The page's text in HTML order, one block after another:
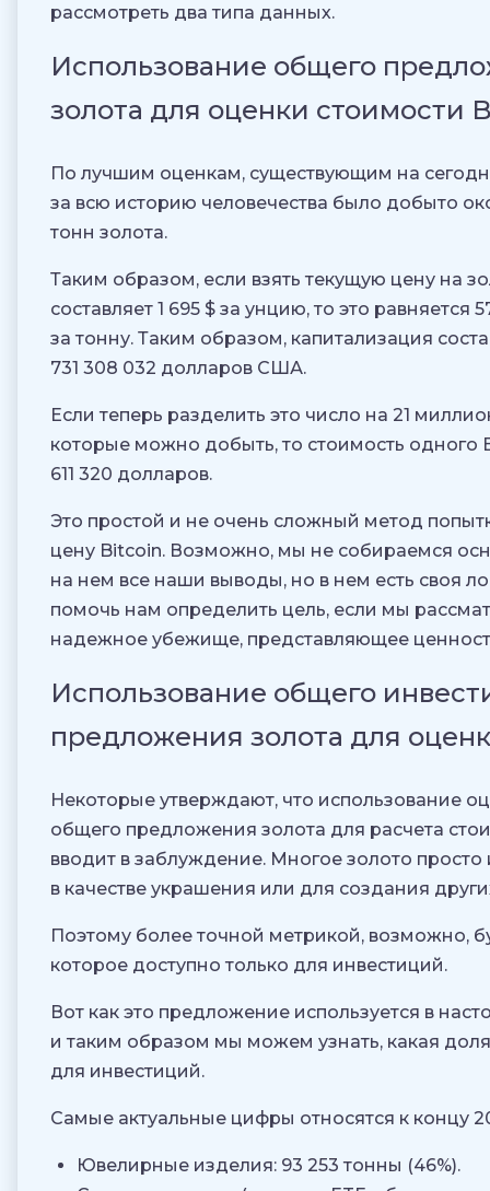
рассмотреть два типа данных.
Использование общего
золота для оценки стоимости
По лучшим оценкам, существующим на
за всю историю человечества было добыто
тонн золота.
Таким образом, если взять текущую цену на
составляет 1 695 $ за унцию, то это равняется
за тонну. Таким образом, капитализация
731 308 032 долларов США.
Если теперь разделить это число на 21
которые можно добыть, то стоимость одного
611 320 долларов.
Это простой и не очень сложный метод
цену Bitcoin. Возможно, мы не собираемся
на нем все наши выводы, но в нем есть своя
помочь нам определить цель, если мы
надежное убежище, представляющее
Использование общего
предложения золота для
Некоторые утверждают, что использование
общего предложения золота для расчета
вводит в заблуждение. Многое золото просто
в качестве украшения или для создания
Поэтому более точной метрикой, возможно,
которое доступно только для инвестиций.
Вот как это предложение используется в
и таким образом мы можем узнать, какая доля
для инвестиций.
Самые актуальные цифры относятся к концу
Ювелирные изделия: 93 253 тонны (46%).